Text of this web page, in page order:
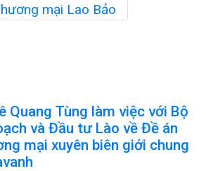
mại Lao Bảo
Quang Tùng làm việc với Bộ
và Đầu tư Lào về Đề án
mại xuyên biên giới chung